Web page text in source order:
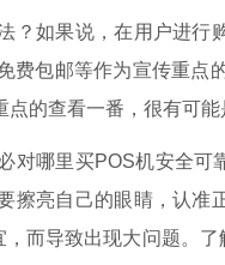
？如果说，在用户进行
费包邮等作为宣传重点
的查看一番，很有可能
对哪里买POS机安全
擦亮自己的眼睛，认准
而导致出现大问题。